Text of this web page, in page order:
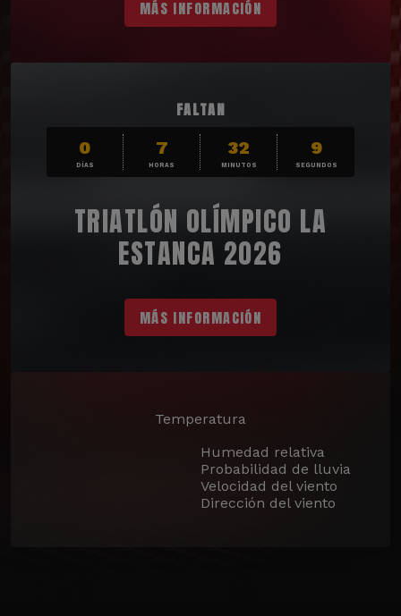
MÁS INFORMACIÓN
FALTAN
0
DÍAS
7
HORAS
32
MINUTOS
7
SEGUNDOS
TRIATLÓN OLÍMPICO LA
ESTANCA 2026
MÁS INFORMACIÓN
Temperatura
Humedad relativa
Probabilidad de lluvia
Velocidad del viento
Dirección del viento